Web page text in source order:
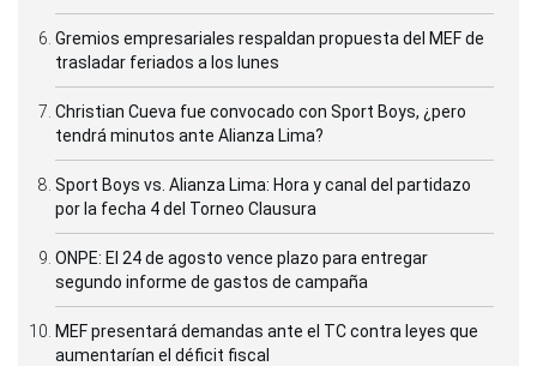
Gremios empresariales respaldan propuesta del MEF de
trasladar feriados a los lunes
Christian Cueva fue convocado con Sport Boys, ¿pero
tendrá minutos ante Alianza Lima?
Sport Boys vs. Alianza Lima: Hora y canal del partidazo
por la fecha 4 del Torneo Clausura
ONPE: El 24 de agosto vence plazo para entregar
segundo informe de gastos de campaña
MEF presentará demandas ante el TC contra leyes que
aumentarían el déficit fiscal